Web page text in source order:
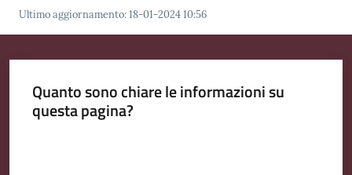
r
Ultimo aggiornamento:18-01-2024 10:56
Quanto sono chiare le informazioni su
questa pagina?